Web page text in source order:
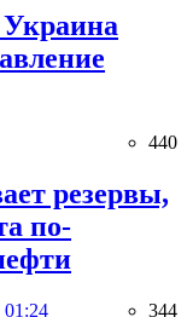
440
резервы,
по-
01:24 344